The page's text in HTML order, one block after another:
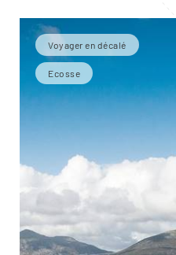
Voyager en décalé
Ecosse